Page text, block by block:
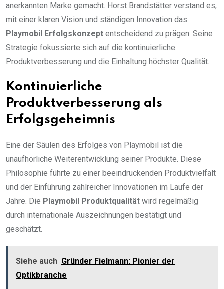
anerkannten Marke gemacht. Horst Brandstätter verstand es,
mit einer klaren Vision und ständigen Innovation das
Playmobil Erfolgskonzept entscheidend zu prägen. Seine
Strategie fokussierte sich auf die kontinuierliche
Produktverbesserung und die Einhaltung höchster Qualität.
Kontinuierliche
Produktverbesserung als
Erfolgsgeheimnis
Eine der Säulen des Erfolges von Playmobil ist die
unaufhörliche Weiterentwicklung seiner Produkte. Diese
Philosophie führte zu einer beeindruckenden Produktvielfalt
und der Einführung zahlreicher Innovationen im Laufe der
Jahre. Die Playmobil Produktqualität wird regelmäßig
durch internationale Auszeichnungen bestätigt und
geschätzt.
Siehe auch Gründer Fielmann: Pionier der
Optikbranche